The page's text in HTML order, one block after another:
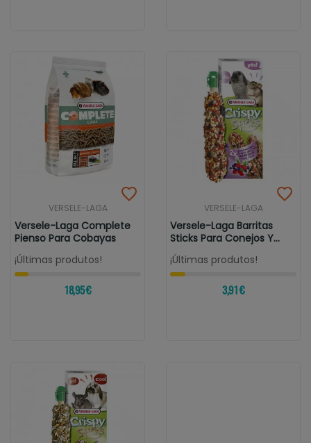
VERSELE-LAGA
Versele-Laga Complete
Pienso Para Cobayas
¡Últimas produtos!
18,95 €
VERSELE-LAGA
Versele-Laga Barritas
Sticks Para Conejos Y
Coballas...
¡Últimas produtos!
3,91 €